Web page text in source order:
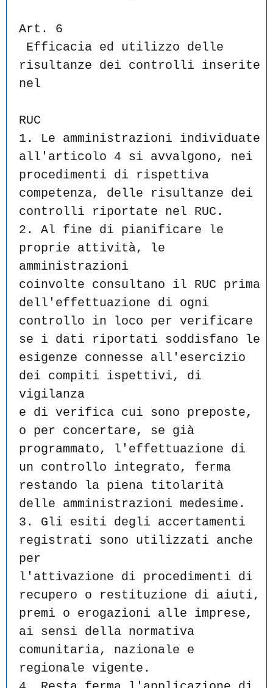
Art. 6
risultanze dei controlli inserite
nel
RUC
1. Le amministrazioni individuate
all'articolo 4 si avvalgono, nei
procedimenti di rispettiva
competenza, delle risultanze dei
controlli riportate nel RUC.
2. Al fine di pianificare le
proprie attività, le
amministrazioni
coinvolte consultano il RUC prima
dell'effettuazione di ogni
controllo in loco per verificare
se i dati riportati soddisfano le
esigenze connesse all'esercizio
dei compiti ispettivi, di
vigilanza
e di verifica cui sono preposte,
o per concertare, se già
programmato, l'effettuazione di
un controllo integrato, ferma
restando la piena titolarità
delle amministrazioni medesime.
3. Gli esiti degli accertamenti
registrati sono utilizzati anche
per
l'attivazione di procedimenti di
recupero o restituzione di aiuti,
premi o erogazioni alle imprese,
ai sensi della normativa
comunitaria, nazionale e
regionale vigente.